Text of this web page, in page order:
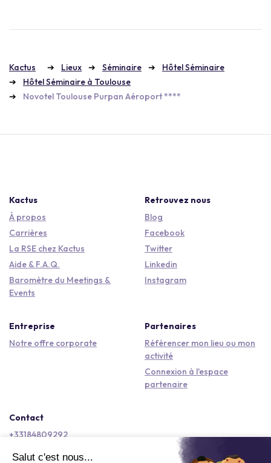
Kactus Lieux Séminaire
Hôtel Séminaire
Hôtel Séminaire à Toulouse
Novotel Toulouse Purpan Aéroport ****
Kactus
À propos
Carrières
La RSE chez Kactus
Aide & F.A.Q.
Baromètre du Meetings &
Events
Retrouvez nous
Blog
Facebook
Twitter
Linkedin
Instagram
Entreprise
Notre offre corporate
Partenaires
Référencer mon lieu ou mon
activité
Connexion à l'espace
partenaire
Contact
+33184809292